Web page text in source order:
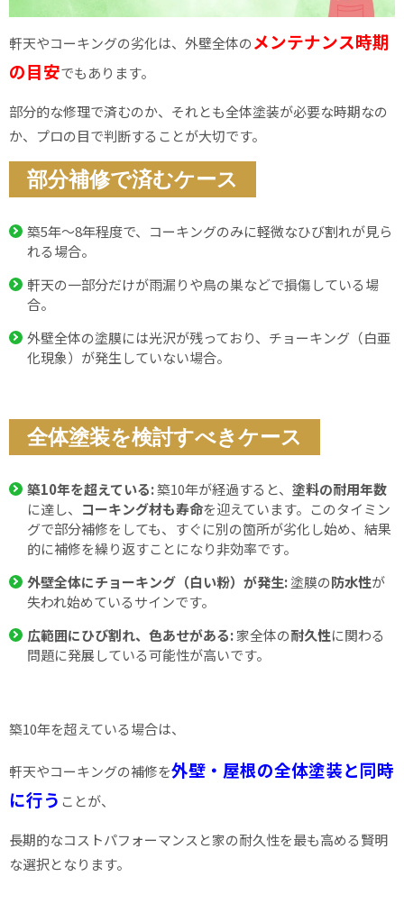
軒天やコーキングの劣化は、外壁全体のメンテナンス時期
の目安でもあります。
部分的な修理で済むのか、それとも全体塗装が必要な時期なの
か、プロの目で判断することが大切です。
部分補修で済むケース
築5年〜8年程度で、コーキングのみに軽微なひび割れが見ら
れる場合。
軒天の一部分だけが雨漏りや鳥の巣などで損傷している場
合。
外壁全体の塗膜には光沢が残っており、チョーキング（白亜
化現象）が発生していない場合。
全体塗装を検討すべきケース
築10年を超えている:築10年が経過すると、 塗料の耐用年数
に達し、 コーキング材も寿命を迎えています。このタイミン
グで部分補修をしても、すぐに別の箇所が劣化し始め、結果
的に補修を繰り返すことになり非効率です。
外壁全体にチョーキング（白い粉）が発生:塗膜の防水性が
失われ始めているサインです。
広範囲にひび割れ、色あせがある:家全体の耐久性に関わる
問題に発展している可能性が高いです。
築10年を超えている場合は、
軒天やコーキングの補修を外壁・屋根の全体塗装と同時
に行う ことが、
長期的なコストパフォーマンスと家の耐久性を最も高める賢明
な選択となります。